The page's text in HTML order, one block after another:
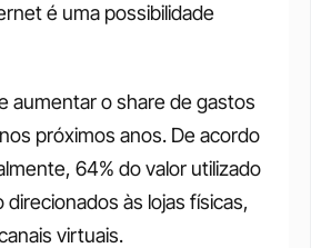
é uma possibilidade
aumentar o share de gastos
próximos anos. De acordo
64% do valor utilizado
direcionados às lojas físicas,
virtuais.